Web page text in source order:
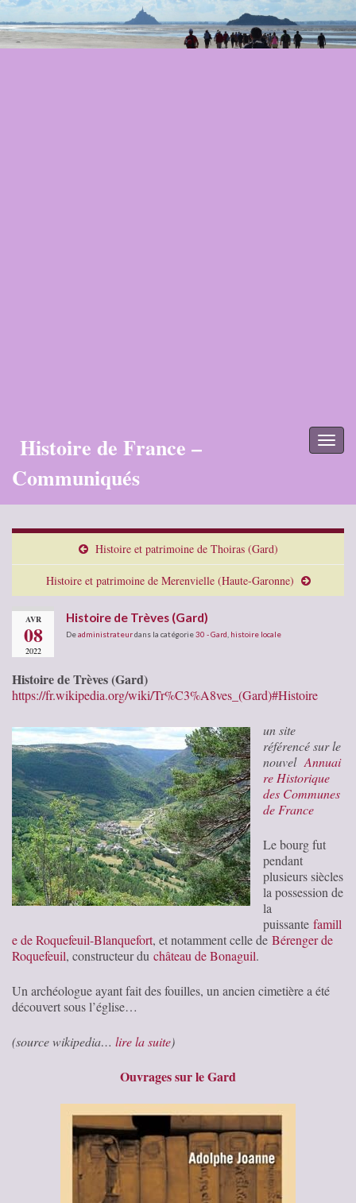
Histoire de France –
Communiqués
Histoire et patrimoine de Thoiras (Gard)
Histoire et patrimoine de Merenvielle (Haute-Garonne)
AVR
08
2022
Histoire de Trèves (Gard)
Deadministrateurdans la catégorie30 - Gard histoire locale
Histoire de Trèves (Gard)
https://fr.wikipedia.org/wiki/Tr%C3%A8ves_(Gard)#Histoire
un site
référencé sur le
nouvel Annuai
re Historique
des Communes
de France
Le bourg fut
pendant
plusieurs siècles
la possession de
la
puissante famill
e de Roquefeuil-Blanquefort, et notamment celle de Bérenger de
Roquefeuil, constructeur du château de Bonaguil.
Un archéologue ayant fait des fouilles, un ancien cimetière a été
découvert sous l’église…
(source wikipedia… lire la suite)
Ouvrages sur le Gard